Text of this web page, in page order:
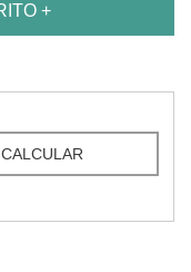
CALCULAR